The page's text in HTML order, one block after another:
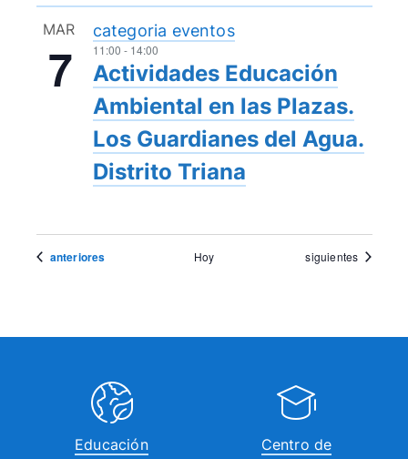
MAR
7
Actividades Educación
Ambiental en las Plazas.
Los Guardianes del Agua.
Distrito Triana
categoria eventos
11:00 - 14:00
Eventos
anteriores Hoy Eventos
siguientes
Educación
Centro de